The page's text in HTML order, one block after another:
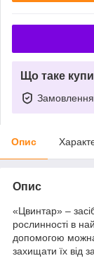
Що таке
Замовлення
Опис
Опис
«Цвинтар» –
рослинності в
допомогою
захищати їх від